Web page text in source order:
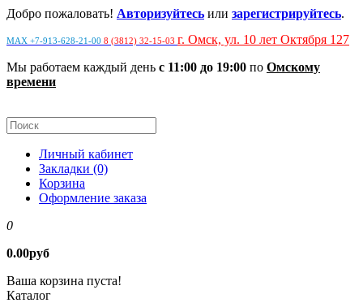
Добро пожаловать! Авторизуйтесь или зарегистрируйтесь.
MAX +7-913-628-21-00 8 (3812) 32-15-03 г. Омск, ул. 10 лет Октября 127
Мы работаем каждый день с 11:00 до 19:00 по Омскому
времени
Личный кабинет
Закладки (0)
Корзина
Оформление заказа
0
0.00руб
Ваша корзина пуста!
Каталог